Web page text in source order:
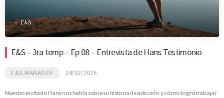
E&S
E&S – 3ra temp – Ep 08 – Entrevista de Hans Testimonio
E&S MANAGER 24/02/2025
Nuestro invitado Hans nos habla sobre su historia de adicción y cómo logró trabajar